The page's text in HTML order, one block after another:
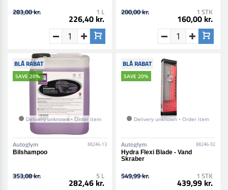
283,00 kr. 1 L
226,40 kr.
200,00 kr. 1 STK
160,00 kr.
BLÅ RABAT
SAVE 20%
Delivery unknown • Order item
Autoglym 88246-13
Bilshampoo
353,08 kr. 5 L
282,46 kr.
BLÅ RABAT
SAVE 20%
Delivery unknown • Order item
Autoglym 88246-92
Hydra Flexi Blade - Vand
Skraber
549,99 kr. 1 STK
439,99 kr.